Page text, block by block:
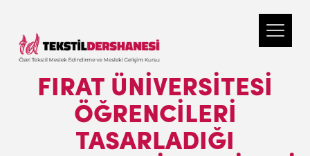
FIRAT ÜNIVERSITESI
ÖĞRENCILERI
TASARLADIĞI